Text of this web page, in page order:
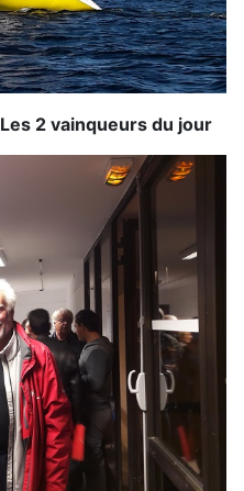
Les 2 vainqueurs du jour